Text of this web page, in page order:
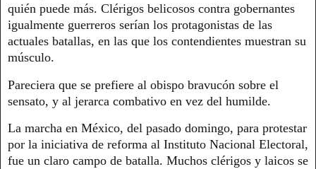
quién puede más. Clérigos belicosos contra gobernantes
igualmente guerreros serían los protagonistas de las
actuales batallas, en las que los contendientes muestran su
músculo.
Pareciera que se prefiere al obispo bravucón sobre el
sensato, y al jerarca combativo en vez del humilde.
La marcha en México, del pasado domingo, para protestar
por la iniciativa de reforma al Instituto Nacional Electoral,
fue un claro campo de batalla. Muchos clérigos y laicos se